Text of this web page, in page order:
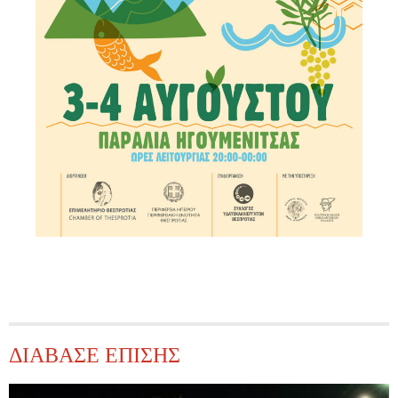
ΔΙΑΒΑΣΕ ΕΠΙΣΗΣ